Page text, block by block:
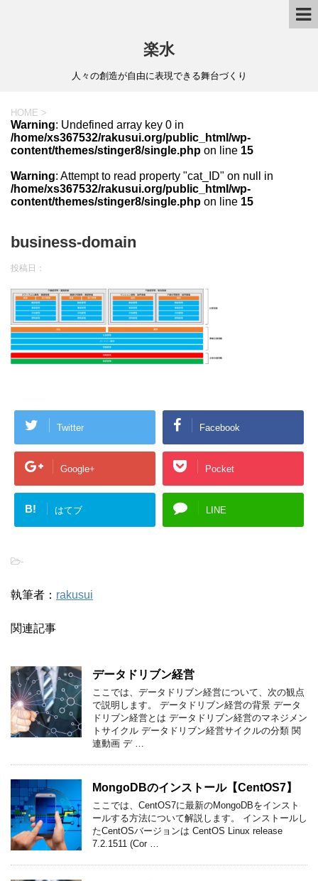
楽水
人々の創造が自由に表現できる舞台づくり
HOME >
Warning: Undefined array key 0 in
/home/xs367532/rakusui.org/public_html/wp-
content/themes/stinger8/single.php on line 15
Warning: Attempt to read property "cat_ID" on null in
/home/xs367532/rakusui.org/public_html/wp-
content/themes/stinger8/single.php on line 15
business-domain
投稿日：
Twitter Facebook
Google+ Pocket
B! はてブ LINE
-
執筆者： rakusui
関連記事
データドリブン経営
ここでは、データドリブン経営について、次の観点
で説明します。 データドリブン経営の背景 データ
ドリブン経営とは データドリブン経営のマネジメン
トサイクル データドリブン経営サイクルの分類 関
連動画 デ …
MongoDBのインストール【CentOS7】
ここでは、CentOS7に最新のMongoDBをインスト
ールする方法について解説します。 インストールし
たCentOSバージョンは CentOS Linux release
7.2.1511 (Cor …